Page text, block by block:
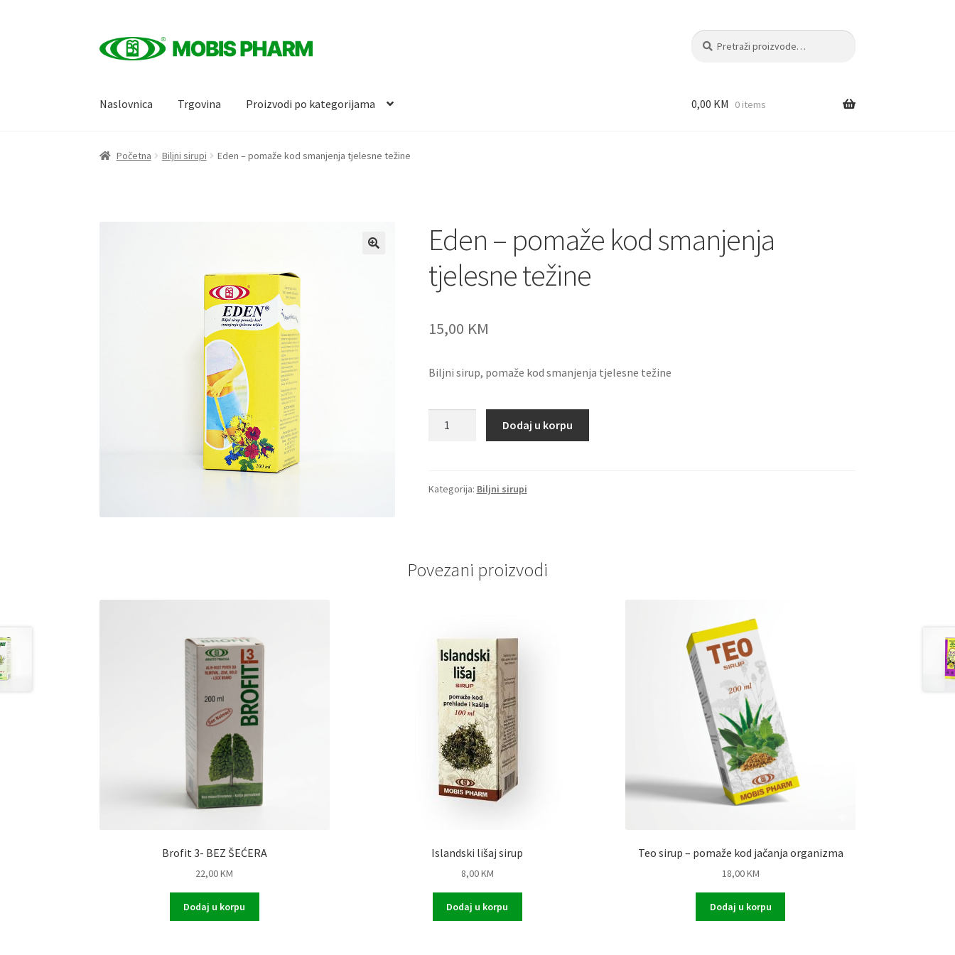
Skip
to
Skip
to
Pretraži:
Pretraži
Naslovnica Trgovina Proizvodi po kategorijama 0,00 KM 0 items
Početna Biljni sirupi Eden – pomaže kod smanjenja tjelesne težine
Eden – pomaže kod smanjenja
tjelesne težine
15,00 KM
Biljni sirup, pomaže kod smanjenja tjelesne težine
smanjenja
Dodaj u korpu
Kategorija: Biljni sirupi
Povezani proizvodi
Brofit 3- BEZ ŠEĆERA
22,00KM
Dodaj u korpu
Islandski lišaj sirup
8,00KM
Dodaj u korpu
Teo sirup – pomaže kod jačanja organizma
18,00KM
Dodaj u korpu